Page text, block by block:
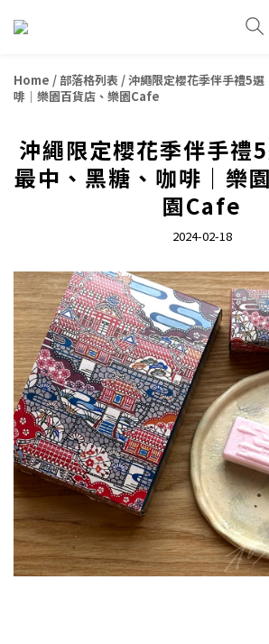
Home / 部落格列表 /沖繩限定櫻花季伴手禮5
啡｜樂園百貨店、樂園Cafe
沖繩限定櫻花季伴手禮
最中、黑糖、咖啡｜樂
園Cafe
2024-02-18